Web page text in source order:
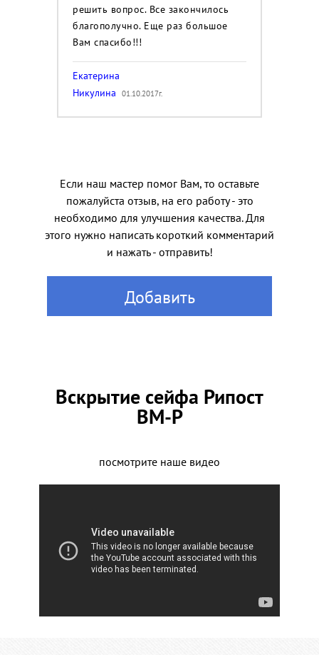
решить вопрос. Все закончилось
благополучно. Еще раз большое
Вам спасибо!!!
Екатерина
Никулина
01.10.2017г.
Если наш мастер помог Вам, то оставьте
пожалуйста отзыв, на его работу - это
необходимо для улучшения качества. Для
этого нужно написать короткий комментарий
и нажать - отправить!
Добавить
Вскрытие сейфа Рипост
BM-P
посмотрите наше видео